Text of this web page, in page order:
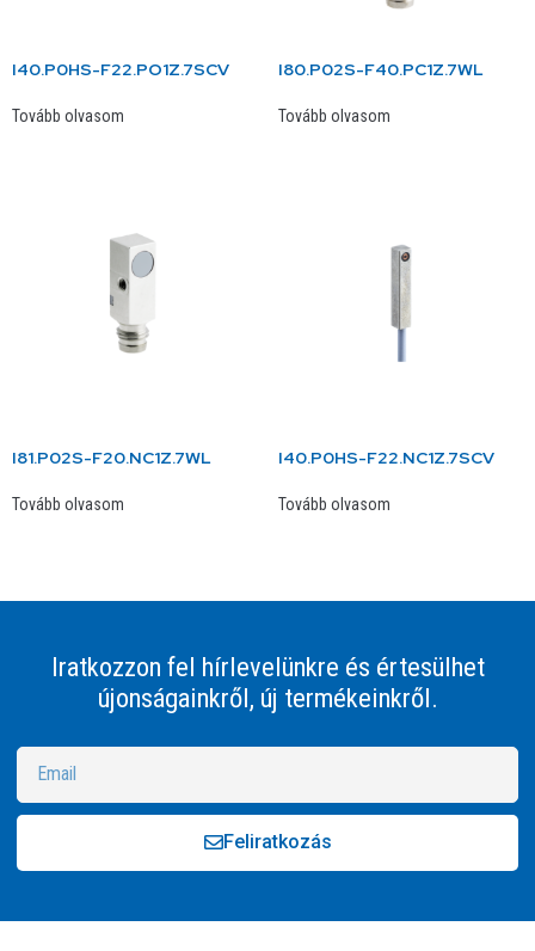
I40.P0HS-F22.PO1Z.7SCV
Tovább olvasom
I80.P02S-F40.PC1Z.7WL
Tovább olvasom
I81.P02S-F20.NC1Z.7WL
Tovább olvasom
I40.P0HS-F22.NC1Z.7SCV
Tovább olvasom
Iratkozzon fel hírlevelünkre és értesülhet
újonságainkről, új termékeinkről.
Feliratkozás